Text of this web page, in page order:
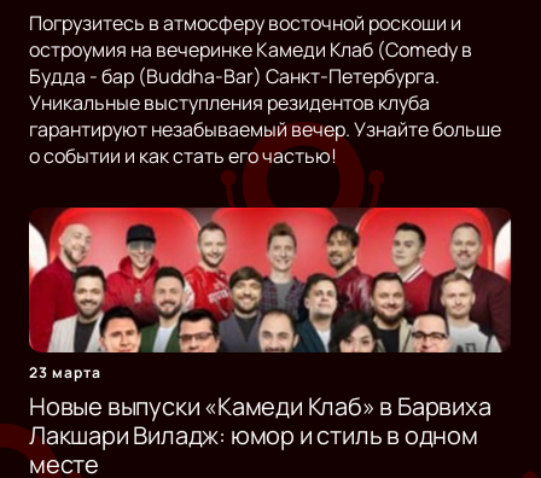
Погрузитесь в атмосферу восточной роскоши и
остроумия на вечеринке Камеди Клаб (Comedy в
Будда - бар (Buddha-Bar) Санкт-Петербурга.
Уникальные выступления резидентов клуба
гарантируют незабываемый вечер. Узнайте больше
о событии и как стать его частью!
23 марта
Новые выпуски «Камеди Клаб» в Барвиха
Лакшари Виладж: юмор и стиль в одном
месте